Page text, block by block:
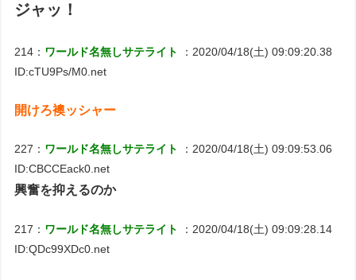
ジャッ！
214： ワールド名無しサテライト
：2020/04/18(土) 09:09:20.38
ID:cTU9Ps/M0.net
開けろ襖ッシャー
227： ワールド名無しサテライト
：2020/04/18(土) 09:09:53.06
ID:CBCCEack0.net
興奮を抑えるのか
217： ワールド名無しサテライト
：2020/04/18(土) 09:09:28.14
ID:QDc99XDc0.net